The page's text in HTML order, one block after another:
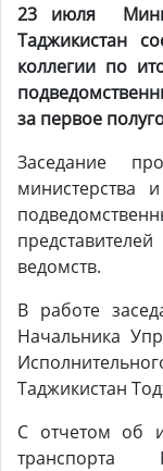
23 июля
Таджикистан
коллегии по
за первое
Заседание
министерства
ведомств.
В работе
Начальника
Таджикистан
С отчетом об
транспорта